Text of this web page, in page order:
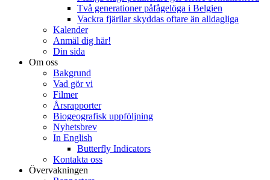
Två generationer påfågelöga i Belgien
Vackra fjärilar skyddas oftare än alldagliga
Kalender
Anmäl dig här!
Din sida
Om oss
Bakgrund
Vad gör vi
Filmer
Årsrapporter
Biogeografisk uppföljning
Nyhetsbrev
In English
Butterfly Indicators
Kontakta oss
Övervakningen